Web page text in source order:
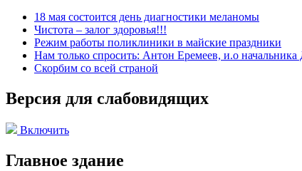
18 мая состоится день диагностики меланомы
Чистота – залог здоровья!!!
Режим работы поликлиники в майские праздники
Нам только спросить: Антон Еремеев, и.о начальника
Скорбим со всей страной
Версия для слабовидящих
Включить
Главное здание